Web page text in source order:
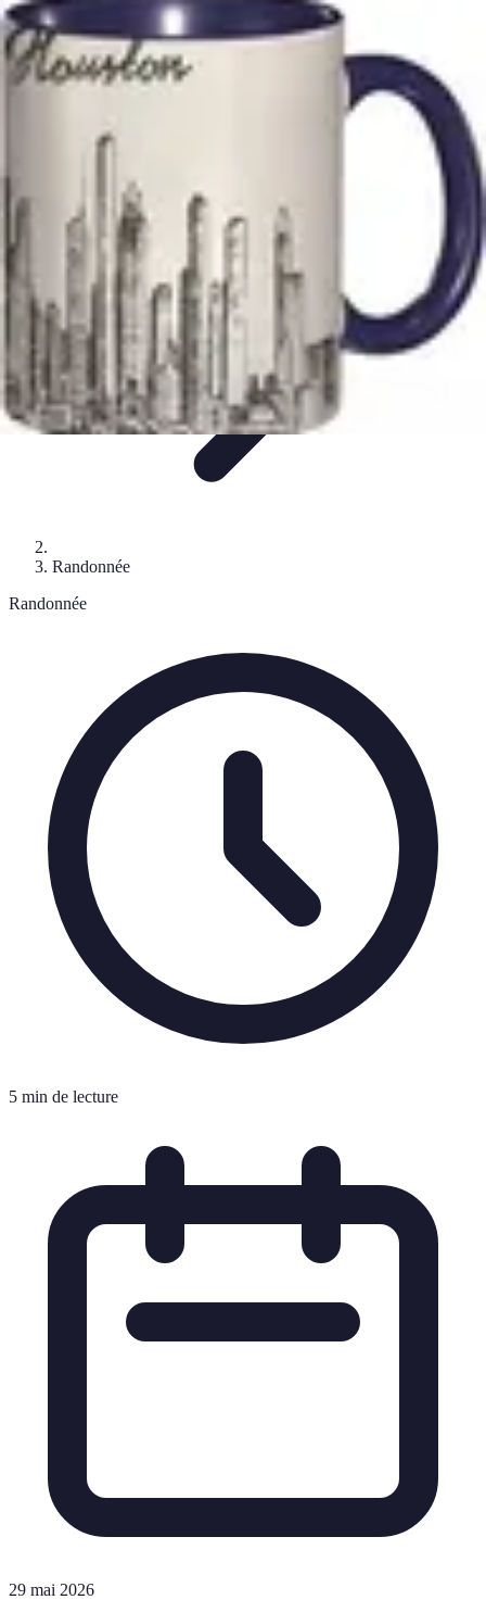
Destination Parfaite
Conseils de voyageConseils pratiquesPlanification de
voyageDécouverteVoyage Urbain
Randonnée
Randonnée
5 min de lecture
29 mai 2026